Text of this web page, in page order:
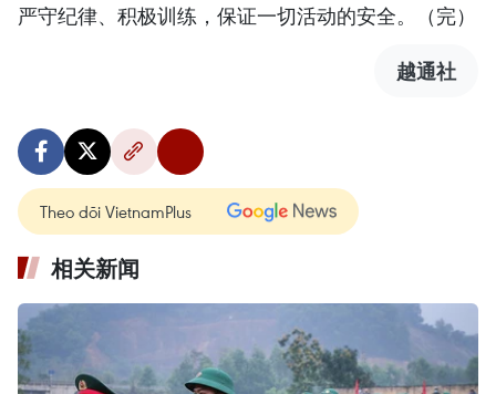
严守纪律、积极训练，保证一切活动的安全。（完）
越通社
Theo dõi VietnamPlus
相关新闻